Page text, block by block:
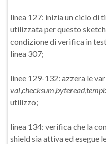
linea 127: inizia un ciclo di
utilizzata per questo
condizione di verifica in
linea 307;
linee 129-132: azzera le
val,checksum,byteread,
utilizzo;
linea 134: verifica che la
shield sia attiva ed esegue